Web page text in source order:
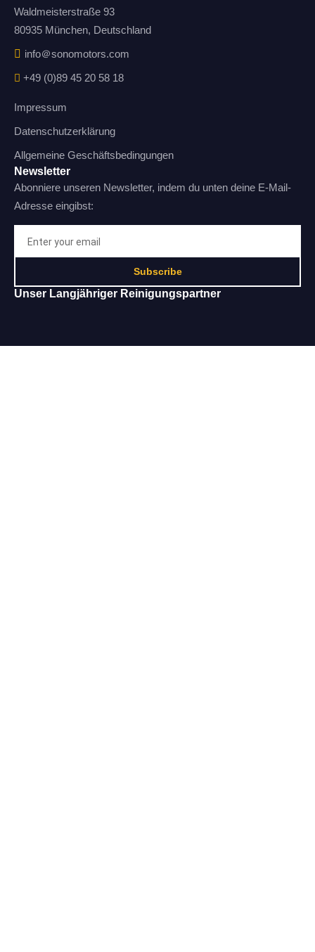
Waldmeisterstraße 93
80935 München, Deutschland
info＠sonomotors.com
+49 (0)89 45 20 58 18
Impressum
Datenschutzerklärung
Allgemeine Geschäftsbedingungen
Newsletter
Abonniere unseren Newsletter, indem du unten deine E-Mail-
Adresse eingibst:
Subscribe
Unser Langjähriger Reinigungspartner